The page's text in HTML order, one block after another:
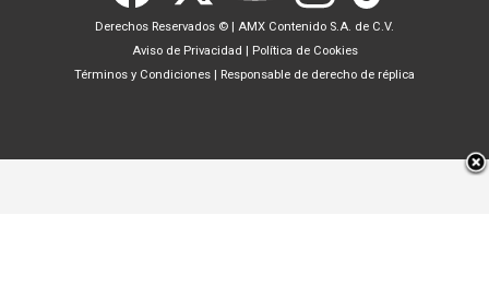
Derechos Reservados © | AMX Contenido S.A. de C.V.
Aviso de Privacidad | Política de Cookies
Términos y Condiciones | Responsable de derecho de réplica